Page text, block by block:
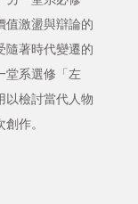
值激盪與辯論的
隨著時代變遷的
堂系選修「左
以檢討當代人物
作。